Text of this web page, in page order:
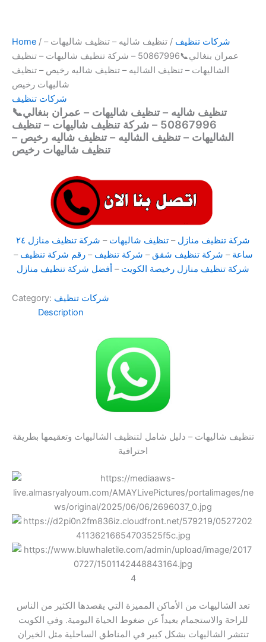
Home / شركات تنظيف / تنظيف شاليه – تنظيف شاليهات –
عمران بنغالي📞50867996 – شركة تنظيف شاليهات – تنظيف
الشاليهات – تنظيف الشاليه – تنظيف شاليه رخيص – تنظيف
شاليهات رخيص
شركات تنظيف
تنظيف شاليه – تنظيف شاليهات – عمران بنغالي📞
50867996 – شركة تنظيف شاليهات – تنظيف
الشاليهات – تنظيف الشاليه – تنظيف شاليه رخيص –
تنظيف شاليهات رخيص
شركة تنظيف منازل – تنظيف شاليهات –
شركة تنظيف منازل ٢٤
ساعة – شركة تنظيف شقق– شركة تنظيف –رقم شركة تنظيف –
شركة تنظيف منازل رخيصة الكويت – أفضل شركة تنظيف منازل
Category: شركات تنظيف
Description
تنظيف شاليهات – دليل شامل لتنظيف الشاليهات وتعقيمها بطريقة
احترافية
4
تعد الشاليهات من الأماكن المميزة التي يقصدها الكثير من الناس
للراحة والاستجمام بعيداً عن ضغوط الحياة اليومية. وفي الكويت
تنتشر الشاليهات بشكل كبير في المناطق الساحلية مثل الخيران